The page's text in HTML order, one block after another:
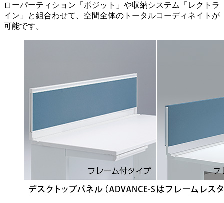
ローパーティション「ポジット」や収納システム「レクトラ
イン」と組合わせて、空間全体のトータルコーディネイトが
可能です。